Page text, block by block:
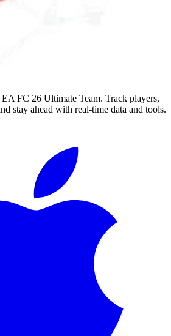
EA FC 26 Ultimate Team. Track players,
stay ahead with real-time data and tools.